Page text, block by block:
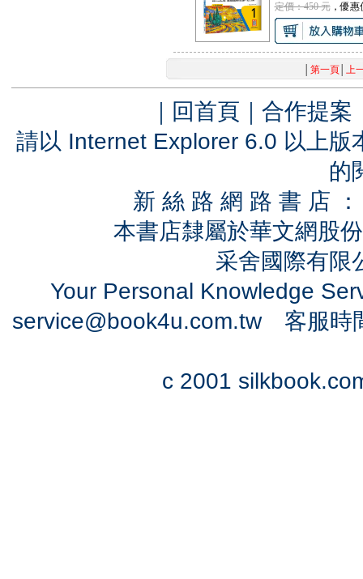
定價：450 元，優惠
第一頁│ 上
｜ 回首頁 ｜ 合作提案
請以 Internet Explorer 6.0 以上
的
新 絲 路 網 路 書 店
本書店隸屬於華文網股
采舍國際有
Your Personal Knowledge
service@book4u.com.tw客服時
c 2001